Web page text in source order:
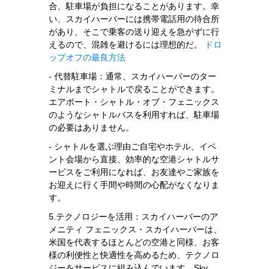
合、駐車場が負担になることがあります。幸
い、スカイハーバーには携帯電話用の待合所
があり、そこで乗客の送り迎えを急がずに行
えるので、混雑を避けるには理想的だ。
ドロ
ップオフの最良方法
- 代替駐車場：通常、スカイハーバーのター
ミナルまでシャトルで戻ることができます。
エアポート・シャトル・オブ・フェニックス
のようなシャトルバスを利用すれば、駐車場
の必要はありません。
- シャトルを選ぶ理由ご自宅やホテル、イベ
ント会場から直接、効率的な空港シャトルサ
ービスをご利用になれば、お友達やご家族を
お迎えに行く手間や時間の心配がなくなりま
す。
5.テクノロジーを活用：スカイハーバーのア
メニティ フェニックス・スカイハーバーは、
米国を代表するほとんどの空港と同様、お客
様の利便性と快適性を高めるため、テクノロ